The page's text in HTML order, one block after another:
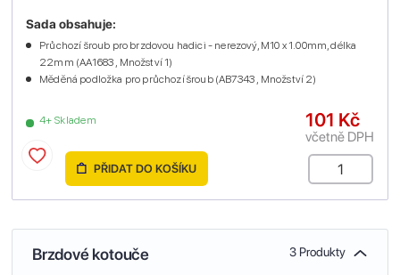
4+ Skladem
Sada obsahuje:
Průchozí šroub pro brzdovou hadici - nerezový, M10 x 1.00mm, délka
22mm (AA1683 , Množství 1)
Měděná podložka pro průchozí šroub (AB7343 , Množství 2)
101 Kč
včetně DPH
PŘIDAT DO KOŠÍKU
Brzdové kotouče 3 Produkty